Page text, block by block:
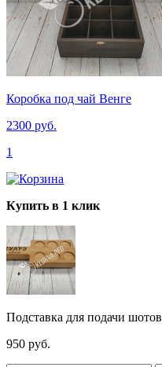
Коробка под чай Венге
2300 руб.
1
Купить в 1 клик
Подставка для подачи шотов
950 руб.